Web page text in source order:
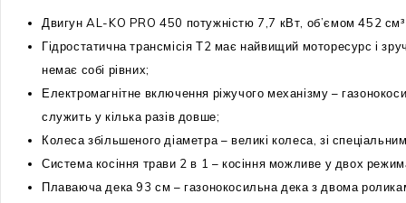
Двигун AL-KO PRO 450 потужністю 7,7 кВт, об’ємом 452
Гідростатична трансмісія Т2 має найвищий моторесурс і
немає собі рівних;
Електромагнітне включення ріжучого механізму –
служить у кілька разів довше;
Колеса збільшеного діаметра – великі колеса, зі
Система косіння трави 2 в 1 – косіння можливе у двох
Плаваюча дека 93 см – газонокосильна дека з двома